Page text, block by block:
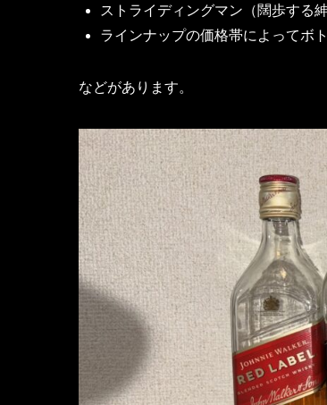
ストライディングマン（闊歩する
ラインナップの価格帯によってボ
などがあります。